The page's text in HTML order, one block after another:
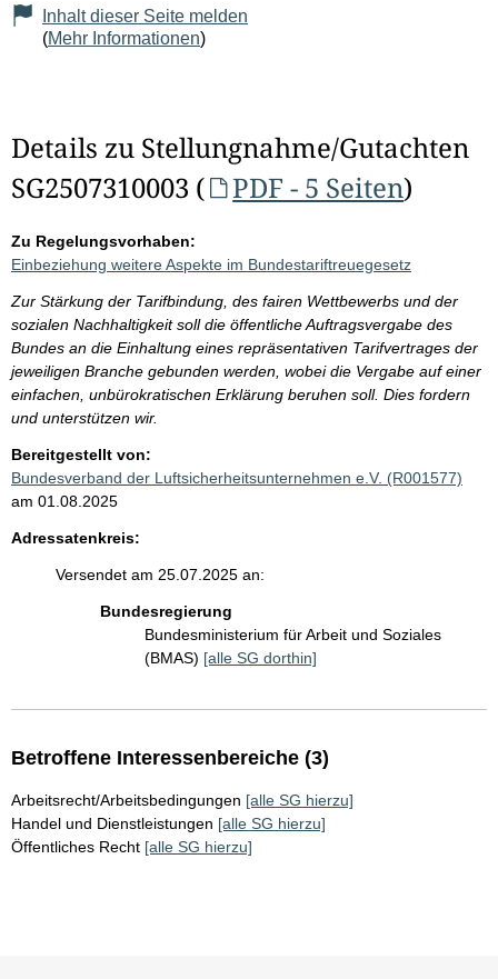
Inhalt dieser Seite melden
(Mehr Informationen)
Details zu Stellungnahme/Gutachten
SG2507310003 (
PDF - 5 Seiten)
Zu Regelungsvorhaben:
Einbeziehung weitere Aspekte im Bundestariftreuegesetz
Zur Stärkung der Tarifbindung, des fairen Wettbewerbs und der
sozialen Nachhaltigkeit soll die öffentliche Auftragsvergabe des
Bundes an die Einhaltung eines repräsentativen Tarifvertrages der
jeweiligen Branche gebunden werden, wobei die Vergabe auf einer
einfachen, unbürokratischen Erklärung beruhen soll. Dies fordern
und unterstützen wir.
Bereitgestellt von:
Bundesverband der Luftsicherheitsunternehmen e.V. (R001577)
am 01.08.2025
Adressatenkreis:
Versendet am 25.07.2025 an:
Bundesregierung
Bundesministerium für Arbeit und Soziales
(BMAS) [alle SG dorthin]
Betroffene Interessenbereiche (3)
Arbeitsrecht/Arbeitsbedingungen [alle SG hierzu]
Handel und Dienstleistungen [alle SG hierzu]
Öffentliches Recht [alle SG hierzu]